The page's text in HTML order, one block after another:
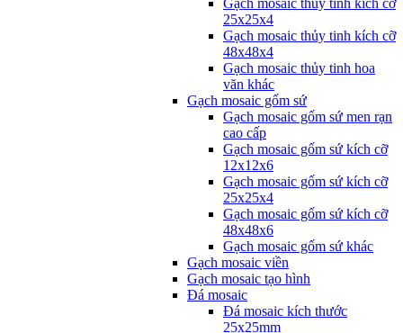
Gạch mosaic thủy tinh kích cỡ
25x25x4
Gạch mosaic thủy tinh kích cỡ
48x48x4
Gạch mosaic thủy tinh hoa
văn khác
Gạch mosaic gốm sứ
Gạch mosaic gốm sứ men rạn
cao cấp
Gạch mosaic gốm sứ kích cỡ
12x12x6
Gạch mosaic gốm sứ kích cỡ
25x25x4
Gạch mosaic gốm sứ kích cỡ
48x48x6
Gạch mosaic gốm sứ khác
Gạch mosaic viền
Gạch mosaic tạo hình
Đá mosaic
Đá mosaic kích thước
25x25mm